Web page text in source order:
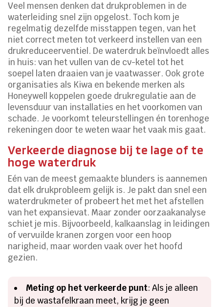
Veel mensen denken dat drukproblemen in de
waterleiding snel zijn opgelost. Toch kom je
regelmatig dezelfde misstappen tegen, van het
niet correct meten tot verkeerd instellen van een
drukreduceerventiel. De waterdruk beïnvloedt alles
in huis: van het vullen van de cv-ketel tot het
soepel laten draaien van je vaatwasser. Ook grote
organisaties als Kiwa en bekende merken als
Honeywell koppelen goede drukregulatie aan de
levensduur van installaties en het voorkomen van
schade. Je voorkomt teleurstellingen én torenhoge
rekeningen door te weten waar het vaak mis gaat.
Verkeerde diagnose bij te lage of te
hoge waterdruk
Eén van de meest gemaakte blunders is aannemen
dat elk drukprobleem gelijk is. Je pakt dan snel een
waterdrukmeter of probeert het met het afstellen
van het expansievat. Maar zonder oorzaakanalyse
schiet je mis. Bijvoorbeeld, kalkaanslag in leidingen
of vervuilde kranen zorgen voor een hoop
narigheid, maar worden vaak over het hoofd
gezien.
Meting op het verkeerde punt: Als je alleen
bij de wastafelkraan meet, krijg je geen